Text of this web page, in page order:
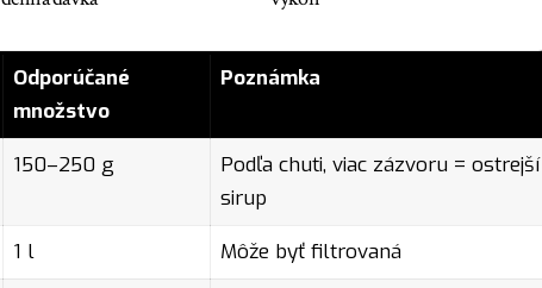
Odporúčané
množstvo
Poznámka
150–250 g
Podľa chuti, viac zázvoru = ostrejší
sirup
1 l
Môže byť filtrovaná